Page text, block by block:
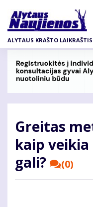
pagrindinį
turinį
ALYTAUS KRAŠTO LAIKRAŠTIS
Greitas
kaip
gali?
(0)